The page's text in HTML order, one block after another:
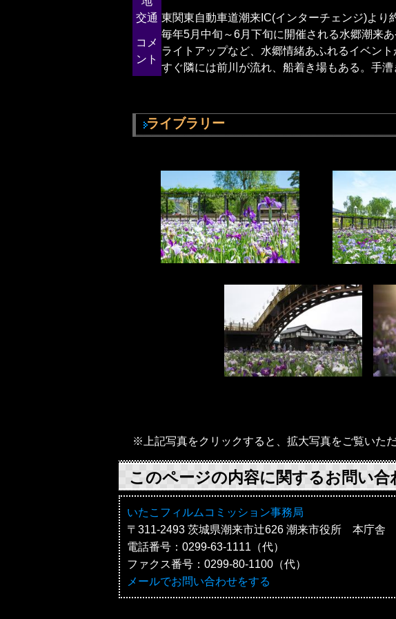
交通 東関東自動車道潮来IC(インターチェンジ)より
コメ
ント
毎年5月中旬～6月下旬に開催される水郷潮来
ライトアップなど、水郷情緒あふれるイベント
すぐ隣には前川が流れ、船着き場もある。手漕
ライブラリー
※上記写真をクリックすると、拡大写真をご覧いただ
このページの内容に関するお問い合
いたこフィルムコミッション事務局
〒311-2493 茨城県潮来市辻626 潮来市役所 本庁
電話番号：0299-63-1111（代）
ファクス番号：0299-80-1100（代）
メールでお問い合わせをする